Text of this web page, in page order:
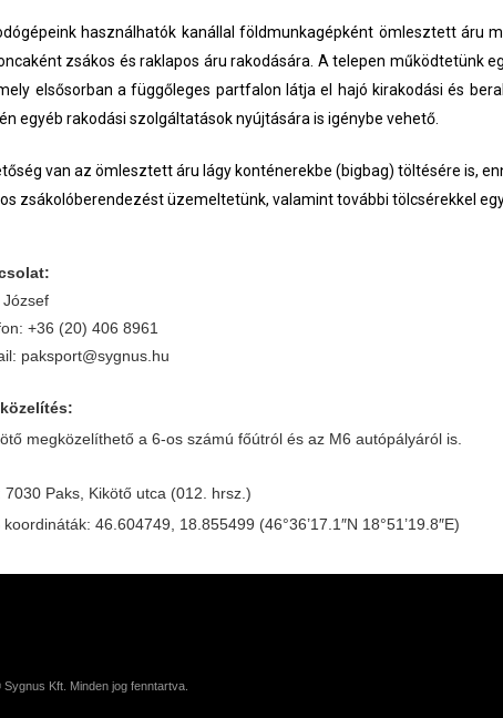
használhatók kanállal földmunkagépként ömlesztett áru
zsákos és raklapos áru rakodására. A telepen működtetünk
elsősorban a függőleges partfalon látja el hajó kirakodási és
egyéb rakodási szolgáltatások nyújtására is igénybe vehető.
van az ömlesztett áru lágy konténerekbe (bigbag) töltésére is,
zsákolóberendezést üzemeltetünk, valamint további tölcsérekkel
József
+36 (20) 406 8961
paksport@sygnus.hu
megközelíthető a 6-os számú főútról és az M6 autópályáról is.
7030 Paks, Kikötő utca (012. hrsz.)
koordináták: 46.604749, 18.855499 (46°36’17.1″N 18°51’19.8″E)
Kft. Minden jog fenntartva.